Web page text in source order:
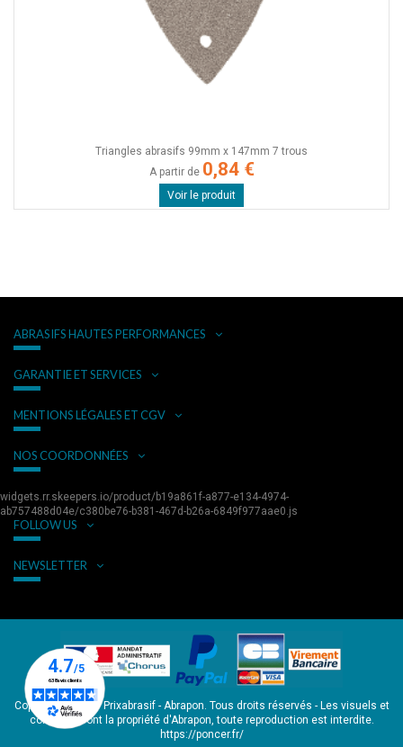
Triangles abrasifs 99mm x 147mm 7 trous
A partir de 0,84 €
Voir le produit
ABRASIFS HAUTES PERFORMANCES
GARANTIE ET SERVICES
MENTIONS LÉGALES ET CGV
NOS COORDONNÉES
widgets.rr.skeepers.io/product/b19a861f-a877-e134-4974-
ab757488d04e/c380be76-b381-467d-b26a-6849f977aae0.js
FOLLOW US
NEWSLETTER
Copyright © 2026 Prixabrasif - Abrapon. Tous droits réservés - Les visuels et
contenus sont la propriété d'Abrapon, toute reproduction est interdite.
https://poncer.fr/